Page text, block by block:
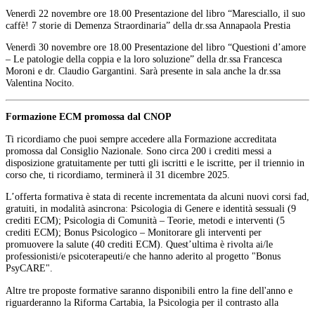
Venerdì 22 novembre ore 18.00 Presentazione del libro “Maresciallo, il suo
caffè! 7 storie di Demenza Straordinaria” della dr.ssa Annapaola Prestia
Venerdì 30 novembre ore 18.00 Presentazione del libro “Questioni d’amore
– Le patologie della coppia e la loro soluzione” della dr.ssa Francesca
Moroni e dr. Claudio Gargantini. Sarà presente in sala anche la dr.ssa
Valentina Nocito.
Formazione ECM promossa dal CNOP
Ti ricordiamo che puoi sempre accedere alla Formazione accreditata
promossa dal Consiglio Nazionale. Sono circa 200 i crediti messi a
disposizione gratuitamente per tutti gli iscritti e le iscritte, per il triennio in
corso che, ti ricordiamo, terminerà il 31 dicembre 2025.
L’offerta formativa è stata di recente incrementata da alcuni nuovi corsi fad,
gratuiti, in modalità asincrona: Psicologia di Genere e identità sessuali (9
crediti ECM); Psicologia di Comunità – Teorie, metodi e interventi (5
crediti ECM); Bonus Psicologico – Monitorare gli interventi per
promuovere la salute (40 crediti ECM). Quest’ultima è rivolta ai/le
professionisti/e psicoterapeuti/e che hanno aderito al progetto "Bonus
PsyCARE".
Altre tre proposte formative saranno disponibili entro la fine dell'anno e
riguarderanno la Riforma Cartabia, la Psicologia per il contrasto alla